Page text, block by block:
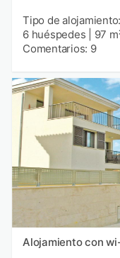
Tipo de
6 huéspedes
97
Comentarios: 9
Alojamiento con